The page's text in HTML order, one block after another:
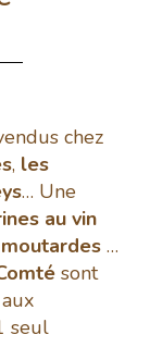
chez
, les
… Une
au vin
moutardes …
sont
seul